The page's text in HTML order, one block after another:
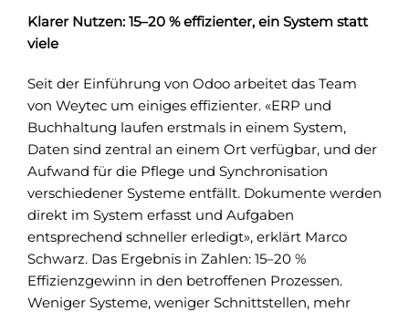
Klarer Nutzen: 15–20 % effizienter, ein System statt
viele
Seit der Einführung von Odoo arbeitet das Team
von Weytec um einiges effizienter. «ERP und
Buchhaltung laufen erstmals in einem System,
Daten sind zentral an einem Ort verfügbar, und der
Aufwand für die Pflege und Synchronisation
verschiedener Systeme entfällt. Dokumente werden
direkt im System erfasst und Aufgaben
entsprechend schneller erledigt», erklärt Marco
Schwarz. Das Ergebnis in Zahlen: 15–20 %
Effizienzgewinn in den betroffenen Prozessen.
Weniger Systeme, weniger Schnittstellen, mehr